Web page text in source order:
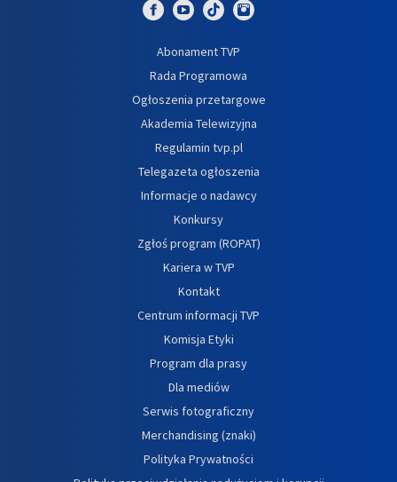
Abonament TVP
Rada Programowa
Ogłoszenia przetargowe
Akademia Telewizyjna
Regulamin tvp.pl
Telegazeta ogłoszenia
Informacje o nadawcy
Konkursy
Zgłoś program (ROPAT)
Kariera w TVP
Kontakt
Centrum informacji TVP
Komisja Etyki
Program dla prasy
Dla mediów
Serwis fotograficzny
Merchandising (znaki)
Polityka Prywatności